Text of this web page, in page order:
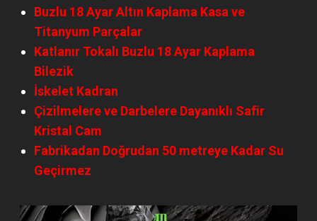
Buzlu 18 Ayar Altın Kaplama Kasa ve
Titanyum Parçalar
Katlanır Tokalı Buzlu 18 Ayar Kaplama
Bilezik
İskelet Kadran
Çizilmelere ve Darbelere Dayanıklı Safir
Kristal Cam
Fabrikadan Doğrudan 50 metreye Kadar Su
Geçirmez